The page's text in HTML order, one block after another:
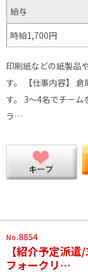
給与
時給1,700円
印刷紙などの紙製品
す。 【仕事内容】
す。 3～4名でチーム
ラ…
No.8854
【紹介予定派
フォークリ…